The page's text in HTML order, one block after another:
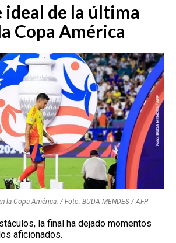
ideal de la última
Copa América
la Copa América. / Foto: BUDA MENDES / AFP
la final ha dejado momentos
aficionados.